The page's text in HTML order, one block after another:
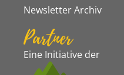
Newsletter Archiv
Partner
Eine Initiative der